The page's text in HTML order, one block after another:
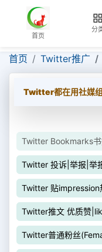
首页
分
首页 Twitter推广
Twitter都在用社媒
Twitter Bookmarks
Twitter 投诉|举报|举
Twitter 贴impression
Twitter推文 优质赞
Twitter普通粉丝